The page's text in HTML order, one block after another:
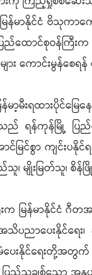
မာနိုင်ငံ ဗိသုကာက
ည်ထောင်စုဝန်ကြီး
ျား ကောင်းမွန်​စေရ
မာ့မီးရထားပိုင်မ
ရန်ကုန်မြို့ ပြည်
ြင်စွာ ကျင်းပနိုင်
မျိုးမြတ်သူ၊ စိန်
မြန်မာနိုင်ငံ ဂီတ
ညာပေးနိုင်ရေး၊
ယ်မဲပေးနိုင်ရေး